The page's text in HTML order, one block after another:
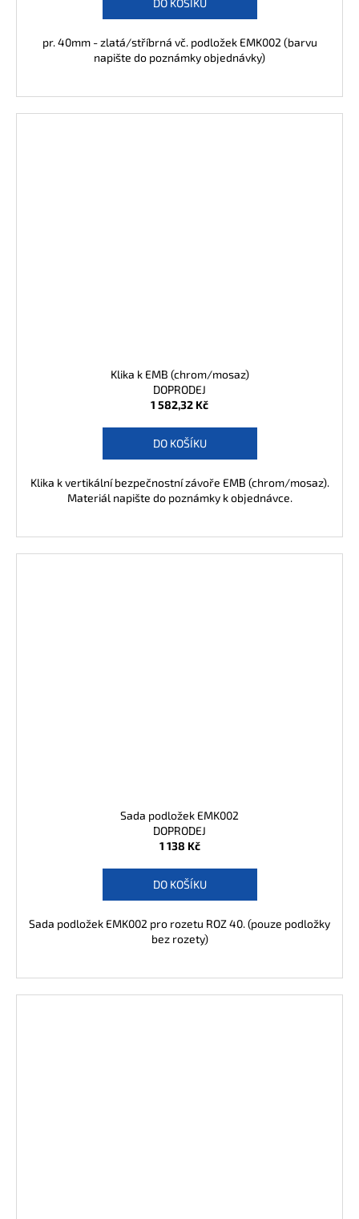
DO KOŠÍKU
pr. 40mm - zlatá/stříbrná vč. podložek EMK002 (barvu
napište do poznámky objednávky)
Klika k EMB (chrom/mosaz)
DOPRODEJ
1 582,32 Kč
DO KOŠÍKU
Klika k vertikální bezpečnostní závoře EMB (chrom/mosaz).
Materiál napište do poznámky k objednávce.
Sada podložek EMK002
DOPRODEJ
1 138 Kč
DO KOŠÍKU
Sada podložek EMK002 pro rozetu ROZ 40. (pouze podložky
bez rozety)